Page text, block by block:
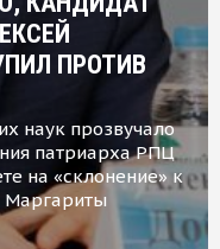
ПРОТИВ
наук прозвучало
патриарха РПЦ
на «склонение» к
Маргариты